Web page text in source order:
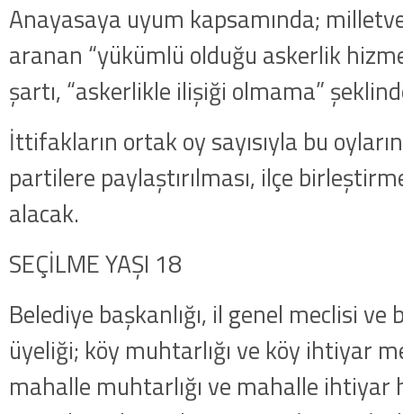
Anayasaya uyum kapsamında;
aranan “yükümlü olduğu askerlik
şartı, “askerlikle ilişiği olmama”
İttifakların ortak oy sayısıyla bu
partilere paylaştırılması, ilçe
alacak.
SEÇİLME YAŞI 18
Belediye başkanlığı, il genel meclisi ve
üyeliği; köy muhtarlığı ve köy ihtiyar
mahalle muhtarlığı ve mahalle ihtiyar